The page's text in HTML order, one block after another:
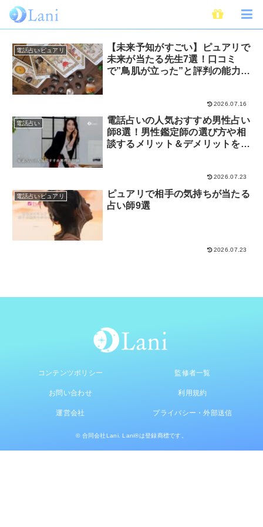
スーニャ先生
電話占いピュアリ
【未来予知がすごい】ピュアリで
未来が当たる先生7選！口コミ
で”鳥肌が立った”と評判の能力者
2026.07.16
電話占い
電話占いの人気おすすめ男性占い
師8選！男性鑑定師の選び方や相
談するメリット＆デメリットを解
2026.07.23
電話占いピュアリ
ピュアリで相手の気持ちが当たる
占い師9選
2026.07.23
コンテンツポリシー 監修者一覧
お問い合わせ 利用規約
運営会社 プライバシー・外部送信
© 合同会社Lani. Lani®は登録商標です。